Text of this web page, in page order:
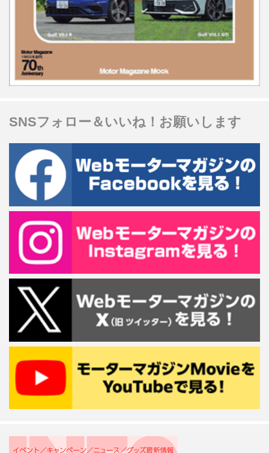
SNSフォロー＆いいね！お願いします